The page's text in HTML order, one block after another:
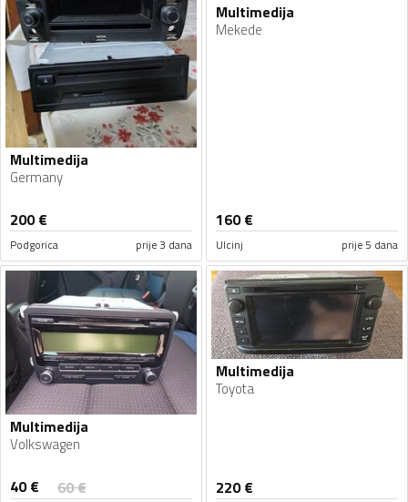
Multimedija
Germany
200€
Podgorica prije 3 dana
Multimedija
Mekede
160€
Ulcinj prije 5 dana
Multimedija
Volkswagen
40€ 60€
Multimedija
Toyota
220€